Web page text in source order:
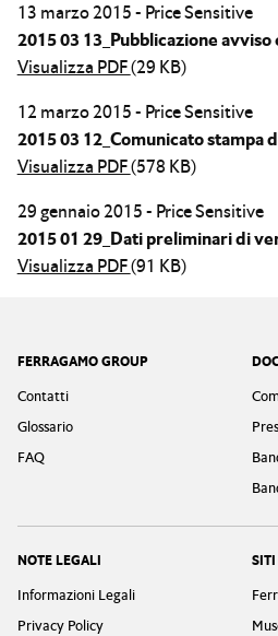
13 marzo 2015 - Price Sensitive
2015 03 13_Pubblicazione
Visualizza PDF(29 KB)
12 marzo 2015 - Price Sensitive
2015 03 12_Comunicato stampa
Visualizza PDF(578 KB)
29 gennaio 2015 - Price Sensitive
2015 01 29_Dati preliminari di
Visualizza PDF(91 KB)
Footer
FERRAGAMO GROUP
Contatti
Glossario
FAQ
NOTE LEGALI
Informazioni Legali
Privacy Policy